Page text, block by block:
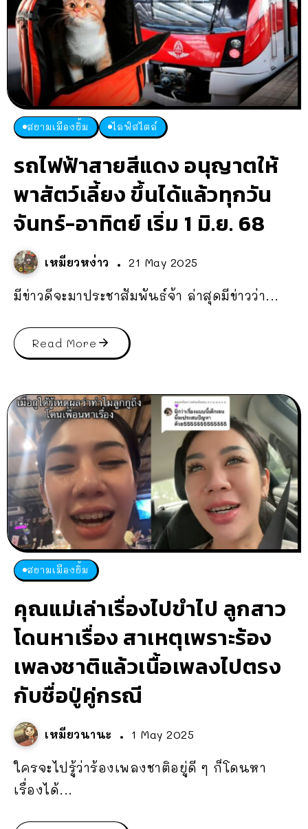
สยามเมืองยิ้ม ไลฟ์สไตล์
รถไฟฟ้าสายสีแดง อนุญาตให้
พาสัตว์เลี้ยง ขึ้นได้แล้วทุกวัน
จันทร์-อาทิตย์ เริ่ม 1 มิ.ย. 68
เหมียวหง่าว 21 May 2025
มีข่าวดีจะมาประชาสัมพันธ์จ้า ล่าสุดมีข่าวว่า...
Read More
สยามเมืองยิ้ม
คุณแม่เล่าเรื่องไปขำไป ลูกสาว
โดนหาเรื่อง สาเหตุเพราะร้อง
เพลงชาติแล้วเนื้อเพลงไปตรง
กับชื่อปู่คู่กรณี
เหมียวนานะ 1 May 2025
ใครจะไปรู้ว่าร้องเพลงชาติอยู่ดี ๆ ก็โดนหา
เรื่องได้...